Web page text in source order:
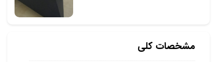
مشخصات کلی